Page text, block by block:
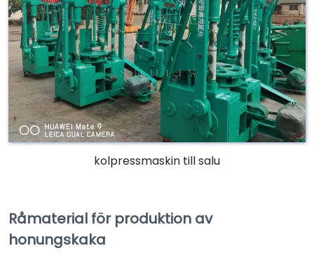
kolpressmaskin till salu
Råmaterial för produktion av
honungskaka